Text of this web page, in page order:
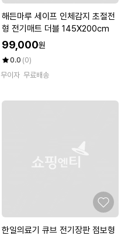
해든마루 세이프 인체감지 초절전
형 전기매트 더블 145X200cm
99,000원
0.0 (0)
무이자 무료배송
한일의료기 큐브 전기장판 점보형